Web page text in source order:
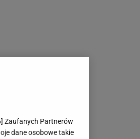
] Zaufanych Partnerów
dane osobowe takie